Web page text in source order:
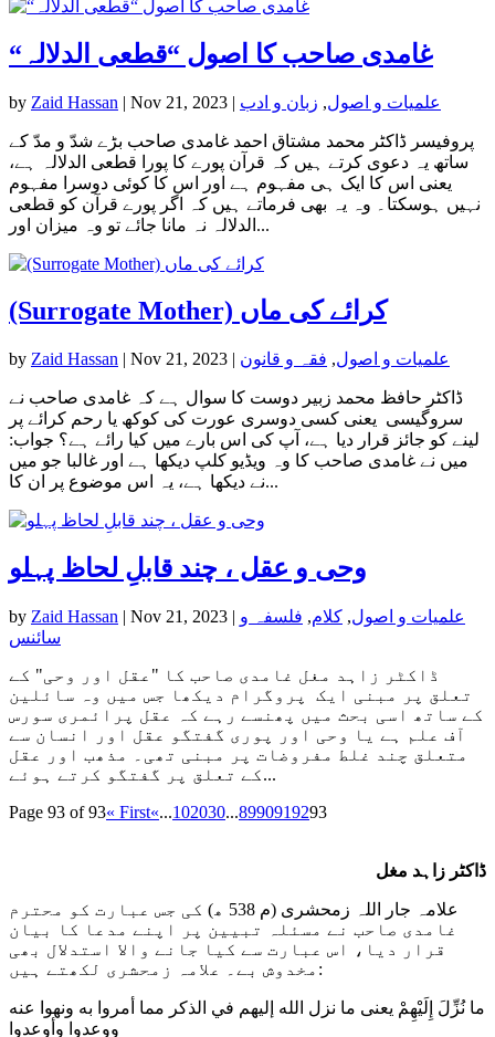
“غامدی صاحب کا اصول “قطعی الدلالہ
by Zaid Hassan | Nov 21, 2023 | علمیات و اصول, زبان و ادب
پروفیسر ڈاکٹر محمد مشتاق احمد غامدی صاحب بڑے شدّ و مدّ کے
ساتھ یہ دعوی کرتے ہیں کہ قرآن پورے کا پورا قطعی الدلالہ ہے،
یعنی اس کا ایک ہی مفہوم ہے اور اس کا کوئی دوسرا مفہوم
نہیں ہوسکتا۔ وہ یہ بھی فرماتے ہیں کہ اگر پورے قرآن کو قطعی
الدلالہ نہ مانا جائے تو وہ میزان اور...
(Surrogate Mother) کرائے کی ماں
by Zaid Hassan | Nov 21, 2023 | علمیات و اصول, فقہ و قانون
ڈاکٹر حافظ محمد زبیر دوست کا سوال ہے کہ غامدی صاحب نے
سروگیسی یعنی کسی دوسری عورت کی کوکھ یا رحم کرائے پر
لینے کو جائز قرار دیا ہے، آپ کی اس بارے میں کیا رائے ہے؟ جواب:
میں نے غامدی صاحب کا وہ ویڈیو کلپ دیکھا ہے اور غالبا جو میں
نے دیکھا ہے، یہ اس موضوع پر ان کا...
وحی و عقل ، چند قابلِ لحاظ پہلو
by Zaid Hassan | Nov 21, 2023 | علمیات و اصول, کلام, فلسفہ و
سائنس
ڈاکٹر زاہد مغل غامدی صاحب کا "عقل اور وحی" کے
تعلق پر مبنی ایک پروگرام دیکھا جس میں وہ سائلین
کے ساتھ اسی بحث میں پھنسے رہے کہ عقل پرائمری سورس
آف علم ہے یا وحی اور پوری گفتگو عقل اور انسان سے
متعلق چند غلط مفروضات پر مبنی تھی۔ مذھب اور عقل
کے تعلق پر گفتگو کرتے ہوئے...
Page 93 of 93« First«...102030...8990919293
ڈاکٹر زاہد مغل
علامہ جار اللہ زمحشری (م 538 ھ) کی جس عبارت کو محترم
غامدی صاحب نے مسئلہ تبیین پر اپنے مدعا کا بیان
قرار دیا، اس عبارت سے کیا جانے والا استدلال بھی
مخدوش بے۔ علامہ زمحشری لکھتے ہیں:
ما نُزِّلَ إِلَيْهِمْ يعنى ما نزل الله إليهم في الذكر مما أمروا به ونهوا عنه
ووعدوا وأوعدوا